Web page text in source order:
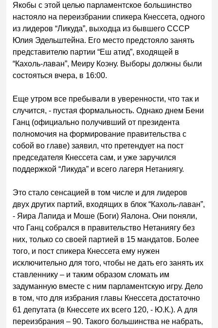
Якобы с этой целью парламентское большинство
настояло на переизбрании спикера Кнессета, одного
из лидеров “Ликуда”, выходца из бывшего СССР
Юлия Эдельштейна. Его место предстояло занять
представителю партии “Еш атид”, входящей в
“Кахоль-лаван”, Меиру Коэну. Выборы должны были
состояться вчера, в 16:00.
Еще утром все пребывали в уверенности, что так и
случится, - пустая формальность. Однако днем Бени
Ганц (официально получивший от президента
полномочия на формирование правительства с
собой во главе) заявил, что претендует на пост
председателя Кнессета сам, и уже заручился
поддержкой “Ликуда” и всего лагеря Нетаниягу.
Это стало сенсацией в том числе и для лидеров
двух других партий, входящих в блок “Кахоль-лаван”,
- Яира Лапида и Моше (Боги) Яалона. Они поняли,
что Ганц собрался в правительство Нетаниягу без
них, только со своей партией в 15 мандатов. Более
того, и пост спикера Кнессета ему нужен
исключительно для того, чтобы не дать его занять их
ставленнику – и таким образом сломать им
задуманную вместе с ним парламентскую игру. Дело
в том, что для избрания главы Кнессета достаточно
61 депутата (в Кнессете их всего 120, - Ю.К.). А для
переизбрания – 90. Такого большинства не набрать,